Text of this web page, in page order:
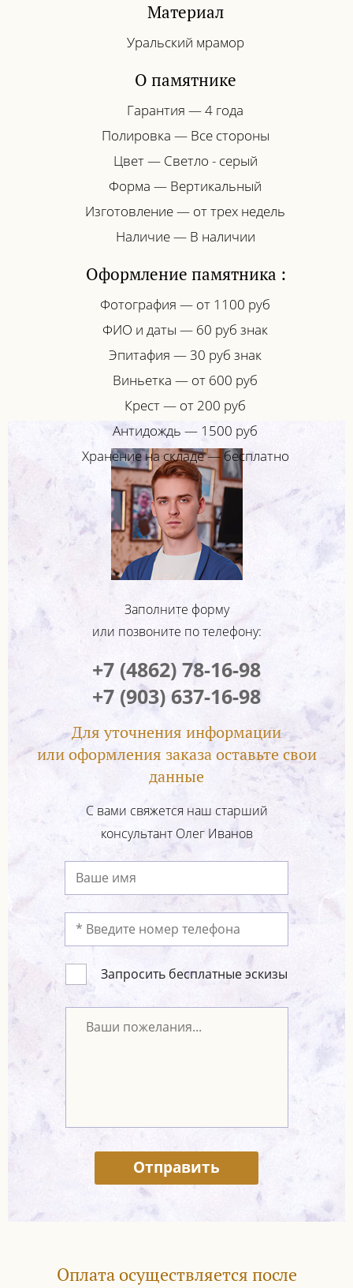
Заполните форму
или позвоните по телефону:
+7 (4862) 78-16-98
+7 (903) 637-16-98
Для уточнения информации
или оформления заказа оставьте свои
данные
С вами свяжется наш старший
консультант Олег Иванов
Запросить бесплатные эскизы
Отправить
Оплата осуществляется после
Материал
Уральский мрамор
О памятнике
Гарантия — 4 года
Полировка — Все стороны
Цвет — Светло - серый
Форма — Вертикальный
Изготовление — от трех недель
Наличие — В наличии
Оформление памятника :
Фотография — от 1100 руб
ФИО и даты — 60 руб знак
Эпитафия — 30 руб знак
Виньетка — от 600 руб
Крест — от 200 руб
Антидождь — 1500 руб
Хранение на складе — бесплатно